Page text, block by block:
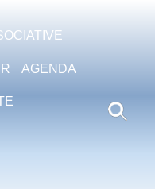
AGENDA